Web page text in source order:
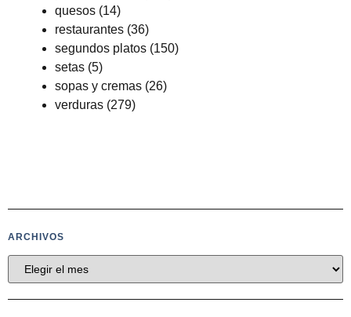
quesos (14)
restaurantes (36)
segundos platos (150)
setas (5)
sopas y cremas (26)
verduras (279)
ARCHIVOS